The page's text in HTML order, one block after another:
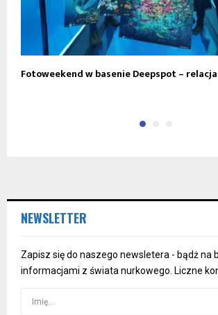
Fotoweekend w basenie Deepspot – relacja
NEWSLETTER
Zapisz się do naszego newsletera - bądż na
informacjami z świata nurkowego. Liczne